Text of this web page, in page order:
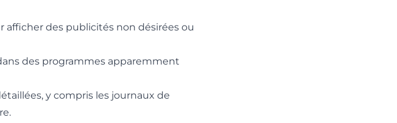
afficher des publicités non désirées ou
des programmes apparemment
y compris les journaux de